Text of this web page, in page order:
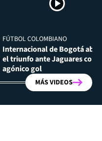
FÚTBOL COLOMBIANO
Internacional de Bogotá
el triunfo ante Jaguares con
agónico gol
MÁS VIDEOS